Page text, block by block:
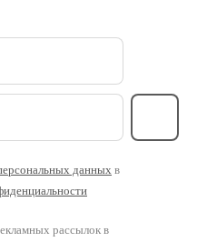
данных в
рассылок в